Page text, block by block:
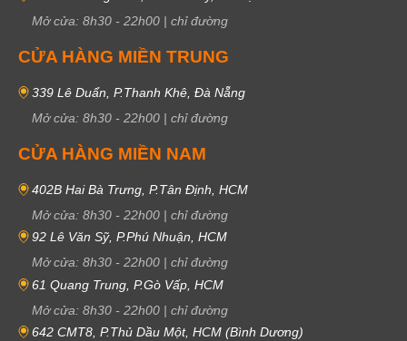
Mở cửa: 8h30 - 22h00 | chỉ đường
CỬA HÀNG MIỀN TRUNG
339 Lê Duẩn, P.Thanh Khê, Đà Nẵng
Mở cửa: 8h30 - 22h00 | chỉ đường
CỬA HÀNG MIỀN NAM
402B Hai Bà Trưng, P.Tân Định, HCM
Mở cửa: 8h30 - 22h00 | chỉ đường
92 Lê Văn Sỹ, P.Phú Nhuận, HCM
Mở cửa: 8h30 - 22h00 | chỉ đường
61 Quang Trung, P.Gò Vấp, HCM
Mở cửa: 8h30 - 22h00 | chỉ đường
642 CMT8, P.Thủ Dầu Một, HCM (Bình Dương)